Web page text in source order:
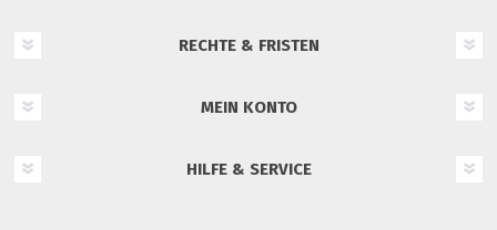
RECHTE & FRISTEN
MEIN KONTO
HILFE & SERVICE